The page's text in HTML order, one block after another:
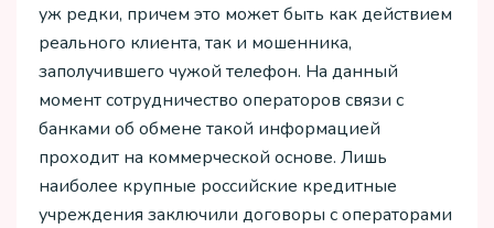
уж редки, причем это может быть как действием
реального клиента, так и мошенника,
заполучившего чужой телефон. На данный
момент сотрудничество операторов связи с
банками об обмене такой информацией
проходит на коммерческой основе. Лишь
наиболее крупные российские кредитные
учреждения заключили договоры с операторами